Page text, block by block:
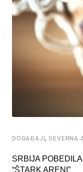
DOGAĐAJI, SEVERNA
SRBIJA
“ŠTARK ARENI”